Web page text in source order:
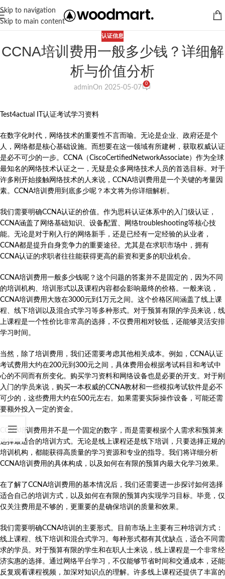
Skip to navigation
Skip to main content
认证信息
CCNA培训费用一般多少钱？详细解
析与价值分析
adminOn 2025-05-07
0
Test4actual IT认证考试学习资料
在数字化时代，网络技术的重要性不言而喻。无论是企业、政府还是个
人，网络都是核心基础设施。而想要在这一领域有所建树，获取权威认证
是必不可少的一步。CCNA（CiscoCertifiedNetworkAssociate）作为全球
最知名的网络技术认证之一，无疑是众多网络技术人员的首选目标。对于
许多刚开始接触网络技术的人来说，CCNA培训费用是一个关键的考量因
素。CCNA培训费用到底多少呢？本文将为你详细解析。
我们需要明确CCNA认证的价值。作为思科认证体系中的入门级认证，
CCNA涵盖了网络基础知识、设备配置、网络troubleshooting等核心技
能。无论是对于刚入行的网络新手，还是已经有一定经验的从业者，
CCNA都是提升自身竞争力的重要途径。尤其是在求职市场中，拥有
CCNA认证的求职者往往能获得更高的薪资和更多的职业机会。
CCNA培训费用一般多少钱呢？这个问题的答案并不是固定的，因为不同
的培训机构、培训形式以及课程内容都会影响最终的价格。一般来说，
CCNA培训费用大致在3000元到1万元之间。这个价格区间涵盖了线上课
程、线下培训以及混合式学习等多种形式。对于预算有限的学员来说，线
上课程是一个性价比非常高的选择，不仅费用相对较低，还能够灵活安排
学习时间。
当然，除了培训费用，我们还需要考虑其他相关成本。例如，CCNA认证
考试费用大约在200元到300元之间，具体费用会根据考试科目和考试中
心的不同而有所变化。购买学习资料和网络设备也是必要的开支。对于刚
入门的学员来说，购买一本权威的CCNA教材和一些模拟考试软件是必不
可少的，这些费用大约在500元左右。如果需要实际操作设备，可能还需
要额外投入一定的资金。
CCNA培训费用并不是一个固定的数字，而是需要根据个人需求和预算来
选择最适合的培训方式。无论是线上课程还是线下培训，只要选择正规的
培训机构，都能获得高质量的学习资源和专业的指导。我们将详细分析
CCNA培训费用的具体构成，以及如何在有限的预算内最大化学习效果。
在了解了CCNA培训费用的基本情况后，我们还需要进一步探讨如何选择
适合自己的培训方式，以及如何在有限的预算内实现学习目标。毕竟，仅
仅关注费用是不够的，更重要的是确保培训的质量和效果。
我们需要明确CCNA培训的主要形式。目前市场上主要有三种培训方式：
线上课程、线下培训和混合式学习。每种形式都有其优缺点，适合不同需
求的学员。对于预算有限的学生和在职人士来说，线上课程是一个非常经
济实惠的选择。通过网络平台学习，不仅能够节省时间和交通成本，还能
反复观看课程视频，加深对知识点的理解。许多线上课程还提供了丰富的